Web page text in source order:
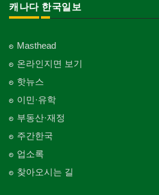
캐나다 한국일보
Masthead
온라인지면 보기
핫뉴스
이민·유학
부동산·재정
주간한국
업소록
찾아오시는 길